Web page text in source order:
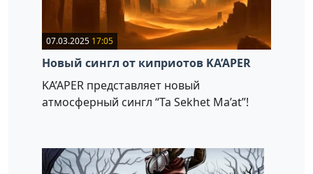
07.03.2025 17:05
Новый сингл от киприотов KA’APER
KA’APER представляет новый
атмосферный сингл “Ta Sekhet Ma’at”!